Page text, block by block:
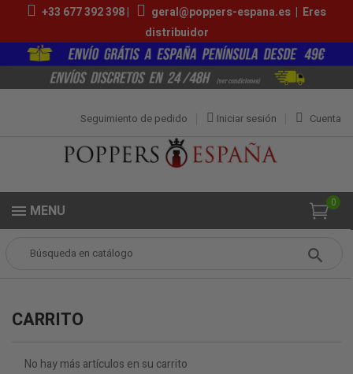
+33 677 392 398 | geral@poppers-espana.es | Eres
distribuidor
Cuenta
Iniciar sesión
Seguimiento de pedido
0
MENU
CARRITO
No hay más artículos en su carrito